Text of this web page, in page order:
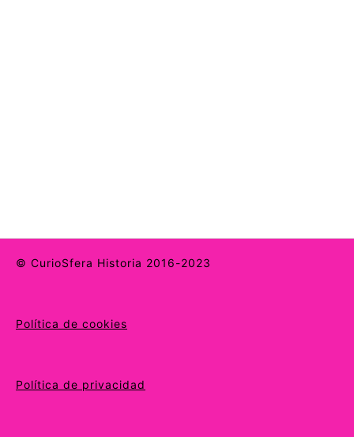
© CurioSfera Historia 2016-2023
Política de cookies
Política de privacidad